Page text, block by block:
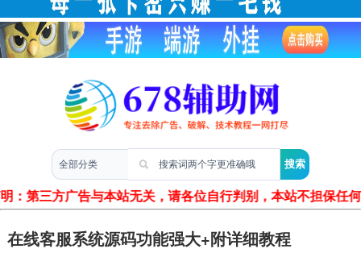
明：第三方广告与本站无关，请各位自行判别，本站不担保
在线客服系统源码功能强大+附详细教程